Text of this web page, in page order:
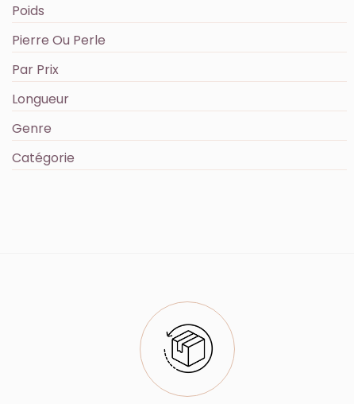
Poids
Pierre Ou Perle
Par Prix
Longueur
Genre
Catégorie